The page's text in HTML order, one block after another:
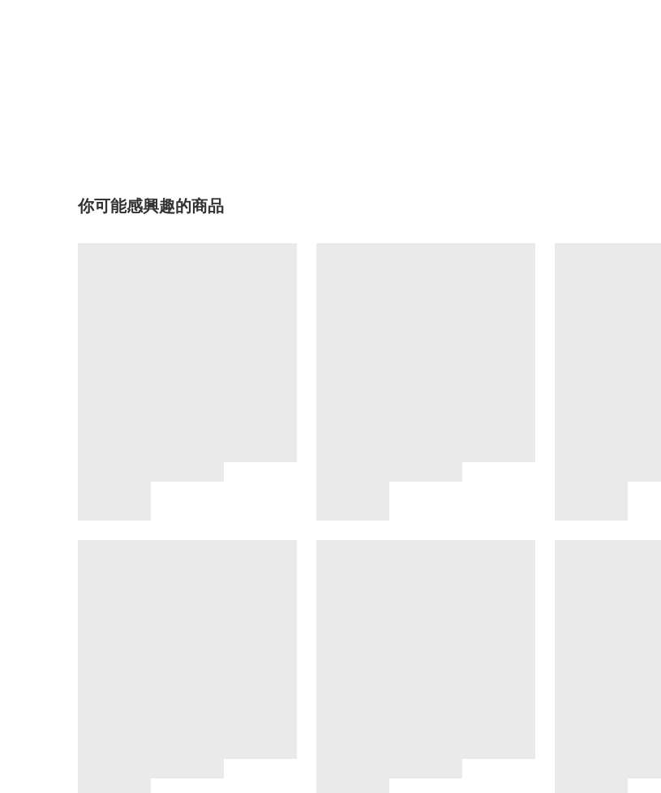
你可能感興趣的商品